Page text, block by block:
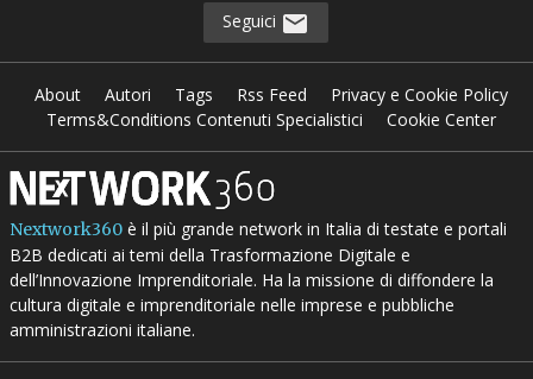
Seguici
About Autori Tags Rss Feed
Privacy e Cookie Policy
Terms&Conditions Contenuti Specialistici
Cookie Center
Nextwork360è il più grande network in Italia di testate e portali
B2B dedicati ai temi della Trasformazione Digitale e
dell’Innovazione Imprenditoriale. Ha la missione di diffondere la
cultura digitale e imprenditoriale nelle imprese e pubbliche
amministrazioni italiane.